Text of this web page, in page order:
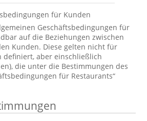
für Kunden
Geschäftsbedingungen für
auf die Beziehungen zwischen
Kunden. Diese gelten nicht für
definiert, aber einschließlich
die unter die Bestimmungen des
für Restaurants“